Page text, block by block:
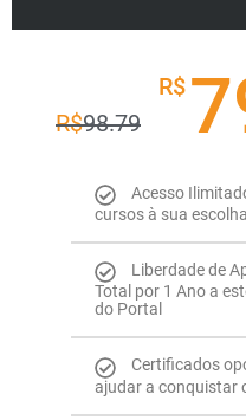
R$98.79
R$
Acesso
cursos à sua escolha
Liberdade de
Total por 1 Ano a
do Portal
Certificados
ajudar a conquistar